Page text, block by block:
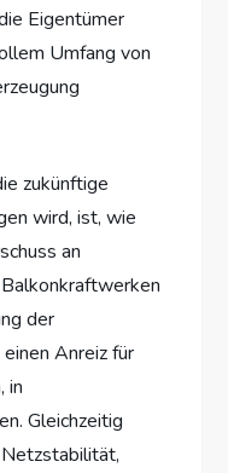
Eigentümer
Umfang von
zukünftige
wird, ist, wie
an
der
Anreiz für
in
Gleichzeitig